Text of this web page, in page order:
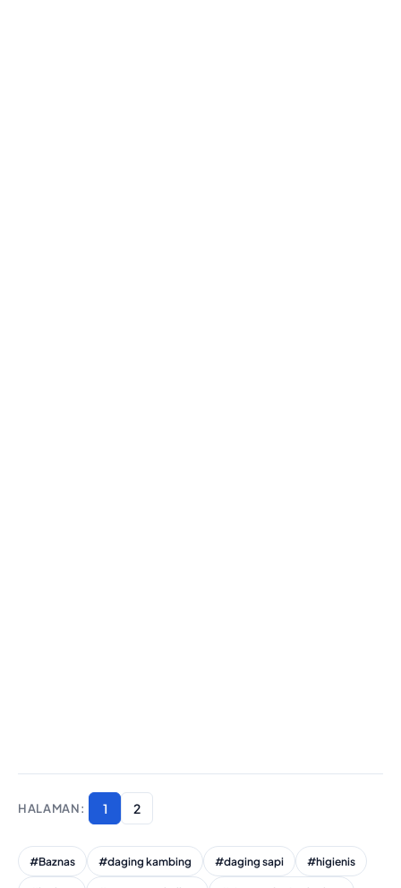
1 2
#Baznas #daging kambing #daging sapi #higienis